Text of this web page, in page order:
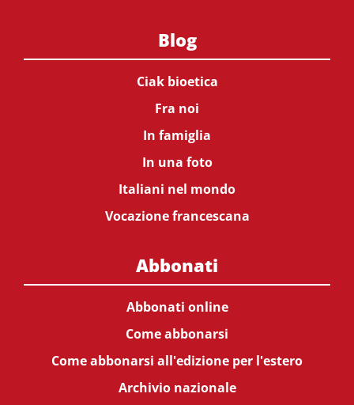
Blog
Ciak bioetica
Fra noi
In famiglia
In una foto
Italiani nel mondo
Vocazione francescana
Abbonati
Abbonati online
Come abbonarsi
Come abbonarsi all'edizione per l'estero
Archivio nazionale